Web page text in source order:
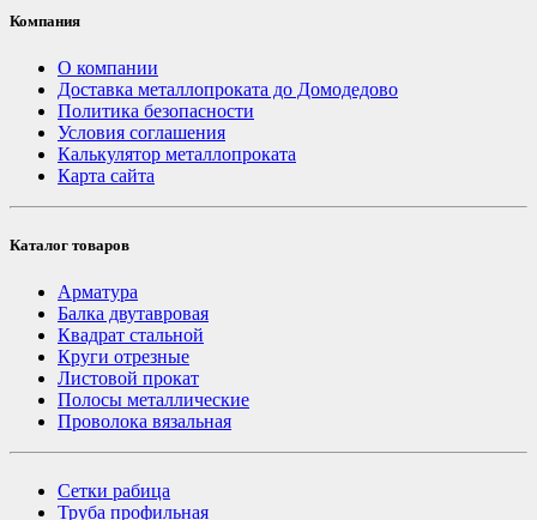
Компания
О компании
Доставка металлопроката до Домодедово
Политика безопасности
Условия соглашения
Калькулятор металлопроката
Карта сайта
Каталог товаров
Арматура
Балка двутавровая
Квадрат стальной
Круги отрезные
Листовой прокат
Полосы металлические
Проволока вязальная
Сетки рабица
Труба профильная